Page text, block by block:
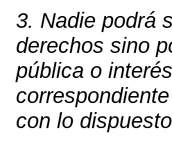
3. Nadie podrá
derechos sino
pública o
con lo